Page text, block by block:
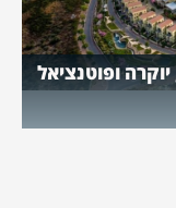
ופוטנציאל